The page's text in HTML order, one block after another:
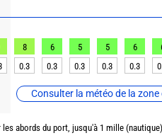
Consulter la météo de la zone
8 6 5 5 6
0.3 0.3 0.3 0.3 0.3
abords du port, jusqu'à 1 mille